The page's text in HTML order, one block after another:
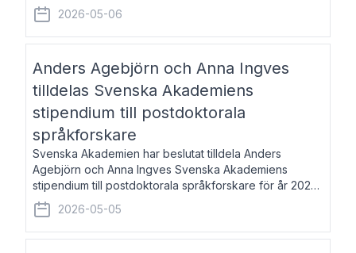
och kulturskribent. Han debuterade 2005 med den
lovordade romanen Sex liter l
2026-05-06
Anders Agebjörn och Anna Ingves
tilldelas Svenska Akademiens
stipendium till postdoktorala
språkforskare
Svenska Akademien har beslutat tilldela Anders
Agebjörn och Anna Ingves Svenska Akademiens
stipendium till postdoktorala språkforskare för år 2026.
Stipendiebeloppet är 75 000 kronor per mottagare.
Anders Agebjörn, född 1984, är universitet
2026-05-05